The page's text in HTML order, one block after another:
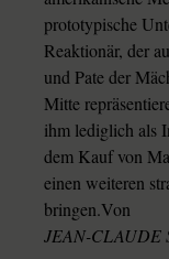
prototypische
Reaktionär, der
und Pate der
Mitte
ihm lediglich als
dem Kauf von
einen weiteren
bringen.Von
JEAN-CLAUDE